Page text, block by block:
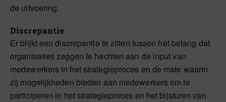
de uitvoering.
Discrepantie
Er blijkt een discrepantie te zitten tussen het belang dat
organisaties zeggen te hechten aan de input van
medewerkers in het strategieproces en de mate waarin
zij mogelijkheden bieden aan medewerkers om te
participeren in het strategieproces en het bijsturen van